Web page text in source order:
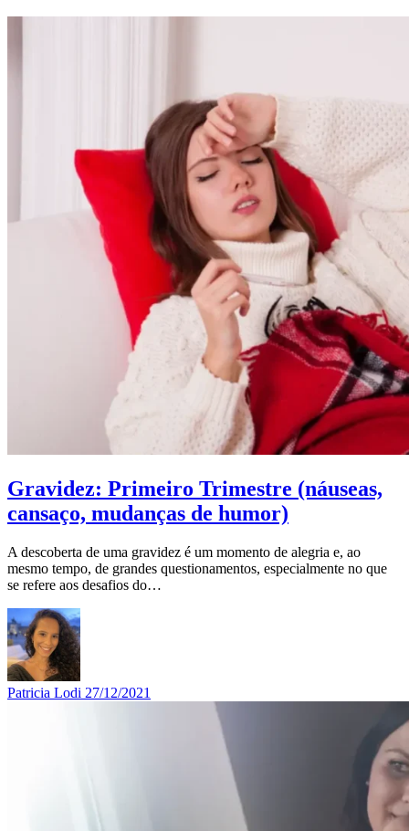
Gravidez: Primeiro Trimestre (náuseas,
cansaço, mudanças de humor)
A descoberta de uma gravidez é um momento de alegria e, ao
mesmo tempo, de grandes questionamentos, especialmente no que
se refere aos desafios do…
Patricia Lodi 27/12/2021